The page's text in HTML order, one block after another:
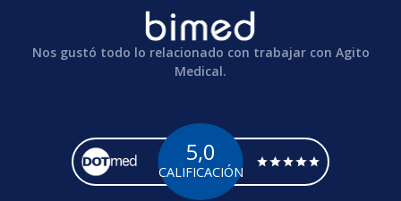
Nos gustó todo lo relacionado con trabajar con Agito
Medical.
5,0
CALIFICACIÓN